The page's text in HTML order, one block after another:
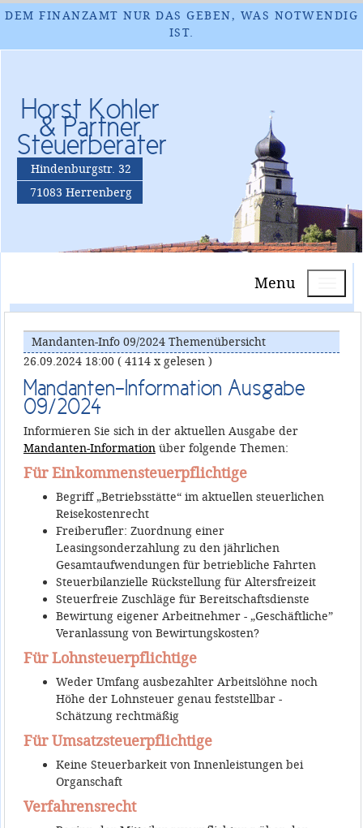
DEM FINANZAMT NUR DAS GEBEN, WAS NOTWENDIG
IST.
Horst Kohler
& Partner
Steuerberater
Hindenburgstr. 32
71083 Herrenberg
Menu
Mandanten-Info 09/2024 Themenübersicht
26.09.2024 18:00 ( 4114 x gelesen )
Mandanten-Information Ausgabe
09/2024
Informieren Sie sich in der aktuellen Ausgabe der
Mandanten-Informationüber folgende Themen:
Für Einkommensteuerpflichtige
Begriff „Betriebsstätte“ im aktuellen steuerlichen
Reisekostenrecht
Freiberufler: Zuordnung einer
Leasingsonderzahlung zu den jährlichen
Gesamtaufwendungen für betriebliche Fahrten
Steuerbilanzielle Rückstellung für Altersfreizeit
Steuerfreie Zuschläge für Bereitschaftsdienste
Bewirtung eigener Arbeitnehmer - „Geschäftliche”
Veranlassung von Bewirtungskosten?
Für Lohnsteuerpflichtige
Weder Umfang ausbezahlter Arbeitslöhne noch
Höhe der Lohnsteuer genau feststellbar -
Schätzung rechtmäßig
Für Umsatzsteuerpflichtige
Keine Steuerbarkeit von Innenleistungen bei
Organschaft
Verfahrensrecht